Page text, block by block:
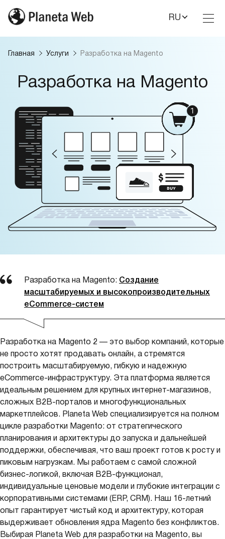
RU
Главная Услуги Разработка на Magento
Разработка на Magento
Разработка на Magento: Создание
масштабируемых и высокопроизводительных
eCommerce-систем
Разработка на Magento 2 — это выбор компаний, которые
не просто хотят продавать онлайн, а стремятся
построить масштабируемую, гибкую и надежную
eCommerce-инфраструктуру. Эта платформа является
идеальным решением для крупных интернет-магазинов,
сложных B2B-порталов и многофункциональных
маркетплейсов. Planeta Web специализируется на полном
цикле разработки Magento: от стратегического
планирования и архитектуры до запуска и дальнейшей
поддержки, обеспечивая, что ваш проект готов к росту и
пиковым нагрузкам. Мы работаем с самой сложной
бизнес-логикой, включая B2B-функционал,
индивидуальные ценовые модели и глубокие интеграции с
корпоративными системами (ERP, CRM). Наш 16-летний
опыт гарантирует чистый код и архитектуру, которая
выдерживает обновления ядра Magento без конфликтов.
Выбирая Planeta Web для разработки на Magento, вы